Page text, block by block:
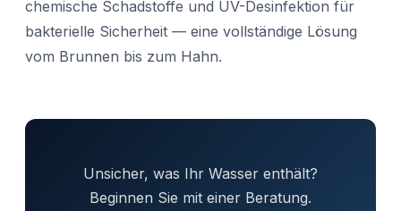
chemische Schadstoffe und UV-Desinfektion für
bakterielle Sicherheit — eine vollständige Lösung
vom Brunnen bis zum Hahn.
Unsicher, was Ihr Wasser enthält?
Beginnen Sie mit einer Beratung.